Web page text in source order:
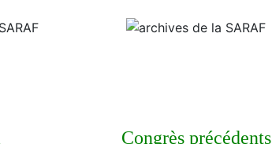
Congrès précédents